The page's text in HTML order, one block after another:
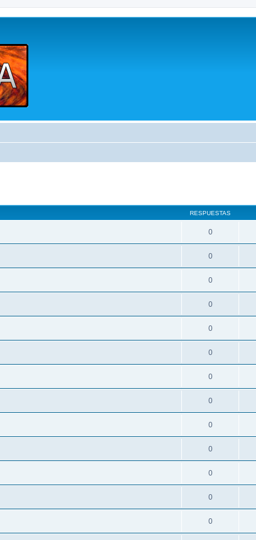
RESPUESTAS
0
0
0
0
0
0
0
0
0
0
0
0
0